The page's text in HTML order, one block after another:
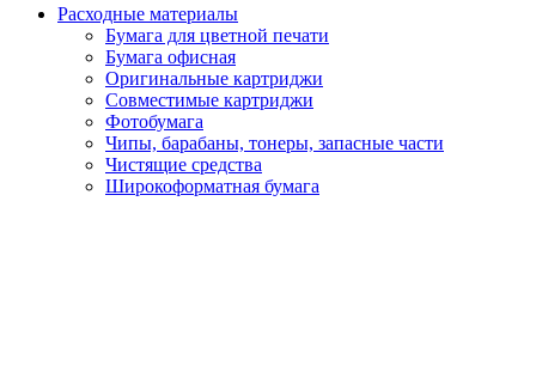
Расходные материалы
Бумага для цветной печати
Бумага офисная
Оригинальные картриджи
Совместимые картриджи
Фотобумага
Чипы, барабаны, тонеры, запасные части
Чистящие средства
Широкоформатная бумага